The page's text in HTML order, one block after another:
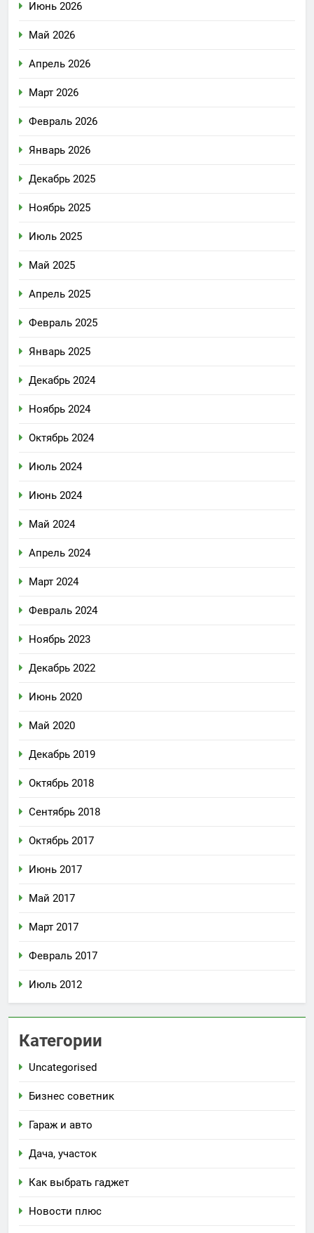
Июнь 2026
Май 2026
Апрель 2026
Март 2026
Февраль 2026
Январь 2026
Декабрь 2025
Ноябрь 2025
Июль 2025
Май 2025
Апрель 2025
Февраль 2025
Январь 2025
Декабрь 2024
Ноябрь 2024
Октябрь 2024
Июль 2024
Июнь 2024
Май 2024
Апрель 2024
Март 2024
Февраль 2024
Ноябрь 2023
Декабрь 2022
Июнь 2020
Май 2020
Декабрь 2019
Октябрь 2018
Сентябрь 2018
Октябрь 2017
Июнь 2017
Май 2017
Март 2017
Февраль 2017
Июль 2012
Категории
Uncategorised
Бизнес советник
Гараж и авто
Дача, участок
Как выбрать гаджет
Новости плюс